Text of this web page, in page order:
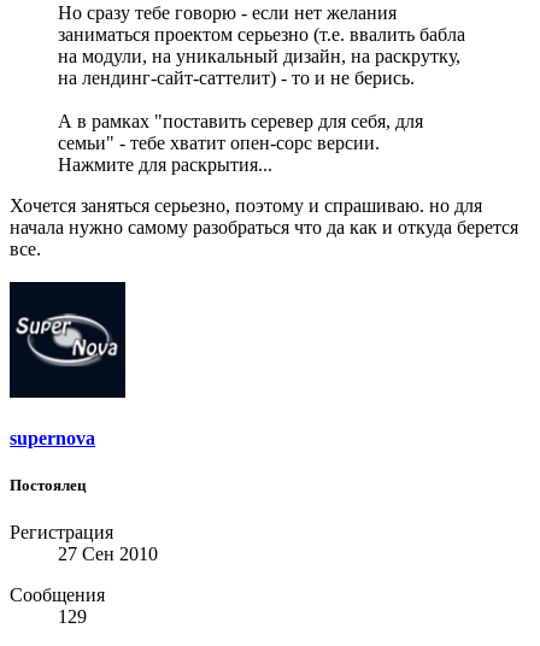
Но сразу тебе говорю - если нет желания
заниматься проектом серьезно (т.е. ввалить бабла
на модули, на уникальный дизайн, на раскрутку,
на лендинг-сайт-саттелит) - то и не берись.
А в рамках "поставить серевер для себя, для
семьи" - тебе хватит опен-сорс версии.
Нажмите для раскрытия...
Хочется заняться серьезно, поэтому и спрашиваю. но для
начала нужно самому разобраться что да как и откуда берется
все.
supernova
Постоялец
Регистрация
27 Сен 2010
Сообщения
129